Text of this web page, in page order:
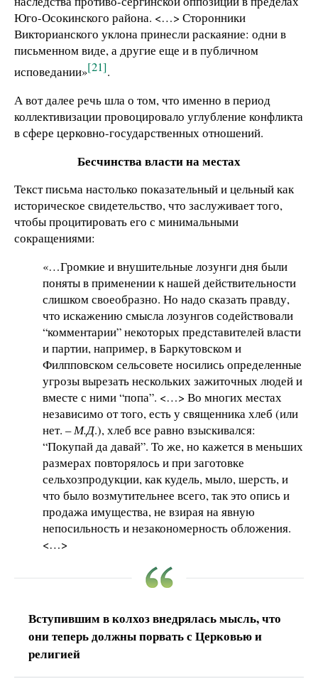
Юго-Осокинского района. <…> Сторонники
Викторианского уклона принесли раскаяние: одни в
письменном виде, а другие еще и в публичном
исповедании»[21].
А вот далее речь шла о том, что именно в период
коллективизации провоцировало углубление конфликта
в сфере церковно-государственных отношений.
Бесчинства власти на местах
Текст письма настолько показательный и цельный как
историческое свидетельство, что заслуживает того,
чтобы процитировать его с минимальными
сокращениями:
«…Громкие и внушительные лозунги дня были
поняты в применении к нашей действительности
слишком своеобразно. Но надо сказать правду,
что искажению смысла лозунгов содействовали
“комментарии” некоторых представителей власти
и партии, например, в Баркутовском и
Филпповском сельсовете носились определенные
угрозы вырезать нескольких зажиточных людей и
вместе с ними “попа”. <…> Во многих местах
независимо от того, есть у священника хлеб (или
нет. –М.Д.), хлеб все равно взыскивался:
“Покупай да давай”. То же, но кажется в меньших
размерах повторялось и при заготовке
сельхозпродукции, как кудель, мыло, шерсть, и
что было возмутительнее всего, так это опись и
продажа имущества, не взирая на явную
непосильность и незакономерность обложения.
<…>
Вступившим в колхоз внедрялась мысль, что
они теперь должны порвать с Церковью и
религией